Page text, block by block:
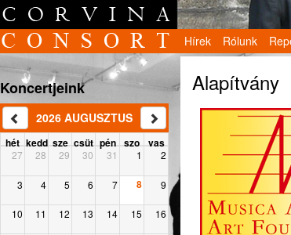
Hírek Rólunk
Koncertjeink
2026 AUGUSZTUS
hét kedd sze csüt pén szo vas
27 28 29 30 31 1 2
3 4 5 6 7 8 9
10 11 12 13 14 15 16
Alapítvány